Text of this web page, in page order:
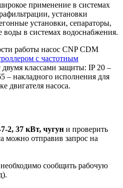
применение в системах
установки
установки, сепараторы,
воды в системах водоснабжения.
работы насос CNP CDM
с частотным
двумя классами защиты: IP 20 –
– накладного исполнения для
двигателя насоса.
2, 37 кВт, чугун и проверить
можно отправив запрос на
сообщить рабочую